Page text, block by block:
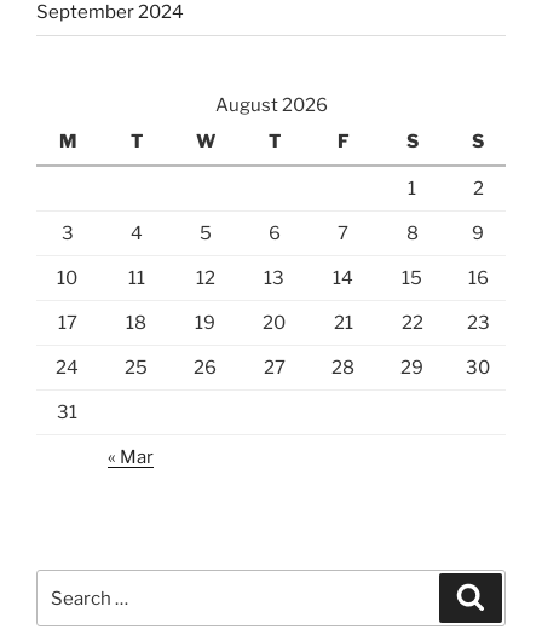
September 2024
August 2026
M
T W T F S S
1 2
3 4 5 6 7 8 9
10 11 12 13 14 15 16
17 18 19 20 21 22 23
24 25 26 27 28 29 30
31
« Mar
for: